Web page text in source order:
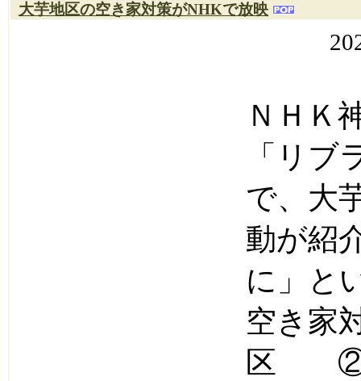
大芋地区の空き家対策がNHKで放映
ＮＨＫ
「リブ
で、大
動が紹
に」と
空き
区 ②丹